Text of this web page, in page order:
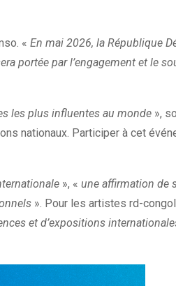
« En mai 2026, la République
portée par l’engagement et le
les plus influentes au monde »,
nationaux. Participer à cet
», « une affirmation de
». Pour les artistes rd-
et d’expositions